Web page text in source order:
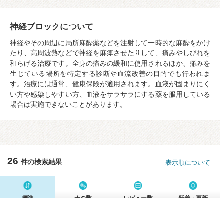
神経ブロックについて
神経やその周辺に局所麻酔薬などを注射して一時的な麻酔をかけ
たり、高周波熱などで神経を麻痺させたりして、痛みやしびれを
和らげる治療です。全身の痛みの緩和に使用されるほか、痛みを
生じている場所を特定する診断や血流改善の目的でも行われま
す。治療には通常、健康保険が適用されます。血液が固まりにく
い方や感染しやすい方、血液をサラサラにする薬を服用している
場合は実施できないことがあります。
26 件の検索結果 表示順について